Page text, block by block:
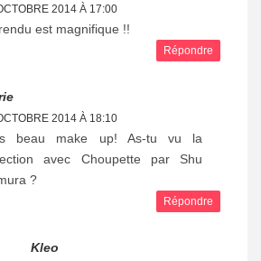
2014 À 17:00
est magnifique !!
Répondre
2014 À 18:10
beau make up! As-tu vu la
avec Choupette par Shu
?
Répondre
Kleo